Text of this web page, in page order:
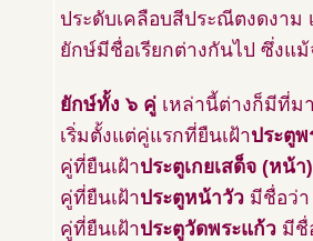
ประดับเคลือบสีประณีตงดงาม
ยักษ์มีชื่อเรียกต่างกันไป ซึ่งแ
ยักษ์ทั้ง ๖ คู่ เหล่านี้ต่างก็มีที่ม
เริ่มตั้งแต่คู่แรกที่ยืนเฝ้าประตูพ
คู่ที่ยืนเฝ้าประตูเกยเสด็จ (หน้า)
คู่ที่ยืนเฝ้าประตูหน้าวัว มีชื่อว่
คู่ที่ยืนเฝ้าประตูวัดพระแก้ว มีชื่